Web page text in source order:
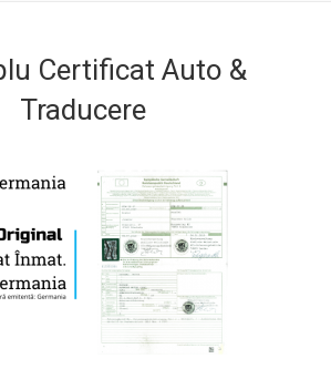
Certificat Auto &
Traducere